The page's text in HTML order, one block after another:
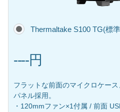
Thermaltake S100 TG(標
----円
フラットな前面のマイクロケー
パネル採用。
・120mmファン×1付属 / 前面